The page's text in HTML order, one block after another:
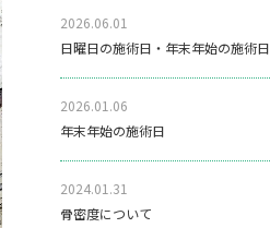
2026.06.01
日曜日の施術日・年末年始の施術日
2026.01.06
年末年始の施術日
2024.01.31
骨密度について